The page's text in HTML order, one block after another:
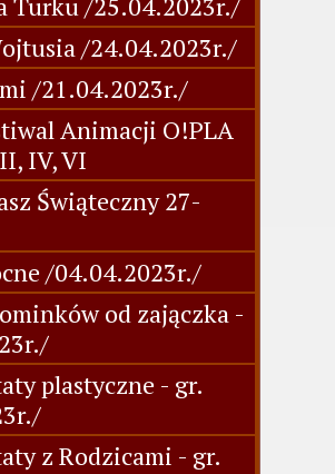
/24.04.2023r./
/21.04.2023r./
Animacji O!PLA
IV, VI
Świąteczny 27-
/04.04.2023r./
od zajączka -
plastyczne - gr.
z Rodzicami - gr.